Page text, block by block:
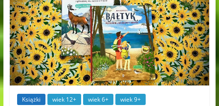
Książki wiek 12+ wiek 6+ wiek 9+